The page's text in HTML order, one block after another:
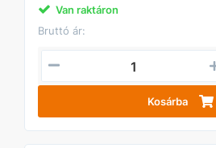
Van raktáron
Bruttó ár:
Kosárba